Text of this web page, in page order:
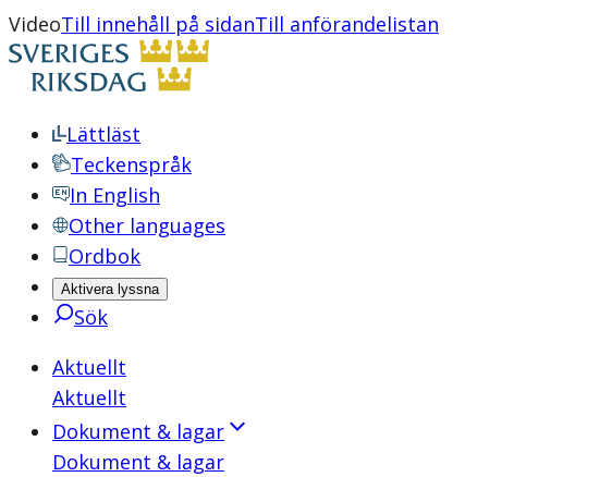
VideoTill innehåll på sidanTill anförandelistan
Lättläst
Teckenspråk
In English
Other languages
Ordbok
Aktivera lyssna
Sök
Aktuellt
Aktuellt
Dokument & lagar
Dokument & lagar